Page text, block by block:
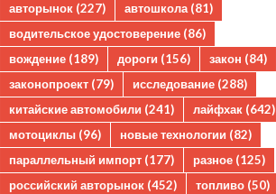
авторынок (227) автошкола (81)
водительское удостоверение (86)
вождение (189) дороги (156) закон (84)
законопроект (79) исследование (288)
китайские автомобили (241) лайфхак (642)
мотоциклы (96) новые технологии (82)
параллельный импорт (177) разное (125)
российский авторынок (452) топливо (50)